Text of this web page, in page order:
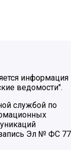
информация
ведомости".
службой по
Эл № ФС